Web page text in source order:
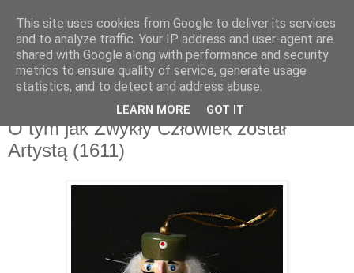
niedziela, 15 maja 2016
O tym jak Zwykły Człowiek został
Artystą (1611)
This site uses cookies from Google to deliver its services
and to analyze traffic. Your IP address and user-agent are
shared with Google along with performance and security
metrics to ensure quality of service, generate usage
statistics, and to detect and address abuse.
LEARN MORE GOT IT